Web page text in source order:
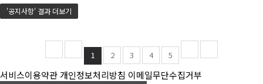
'공지사항' 결과 더보기
1 2 3 4 5
서비스이용약관개인정보처리방침 이메일무단수집거부